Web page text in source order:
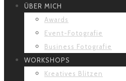
ÜBER MICH
Awards
Event-Fotografie
Business Fotografie
WORKSHOPS
Kreatives Blitzen